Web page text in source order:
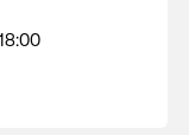
úsilí,